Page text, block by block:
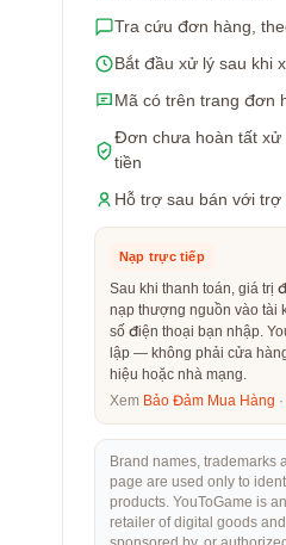
Tra cứu đơn hàng,
Bắt đầu xử lý sau khi
Mã có trên trang đơn
Đơn chưa hoàn tất xử
tiền
Hỗ trợ sau bán với
Nạp trực tiếp
Sau khi thanh toán, giá trị
nạp thượng nguồn vào tài
số điện thoại bạn nhập.
lập — không phải cửa
hiệu hoặc nhà mạng.
Xem Bảo Đảm Mua Hàng ·
Brand names, trademarks
page are used only to
products. YouToGame is
retailer of digital goods